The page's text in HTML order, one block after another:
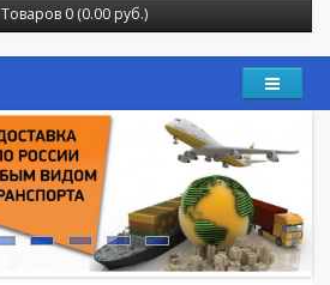
Товаров 0 (0.00 руб.)